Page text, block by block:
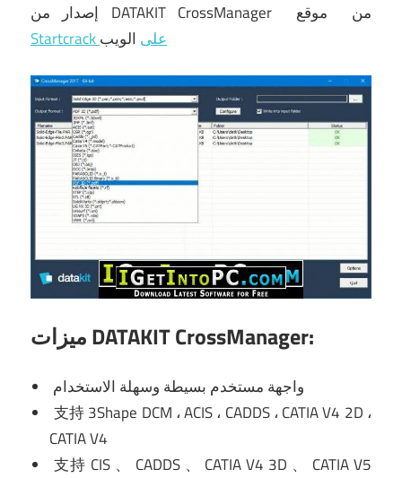
إصدار من DATAKIT CrossManager
من
موقع
Startcrack على
ميزات DATAKIT CrossManager:
واجهة مستخدم بسيطة وسهلة الاستخدام
支持 3Shape DCM ، ACIS ، CADDS ، CATIA V4 2D ،
CATIA V4
支持 CIS 、 CADDS 、 CATIA V4 3D 、 CATIA V5